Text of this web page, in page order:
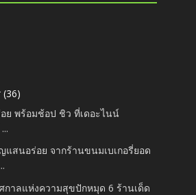
(36)
ย พร้อมช้อป ชิว ที่เดอะไนน์
แสนอร่อย จากร้านขนมเบเกอรี่ยอด
กาลแห่งความสุขปักหมุด 6 ร้านเด็ด